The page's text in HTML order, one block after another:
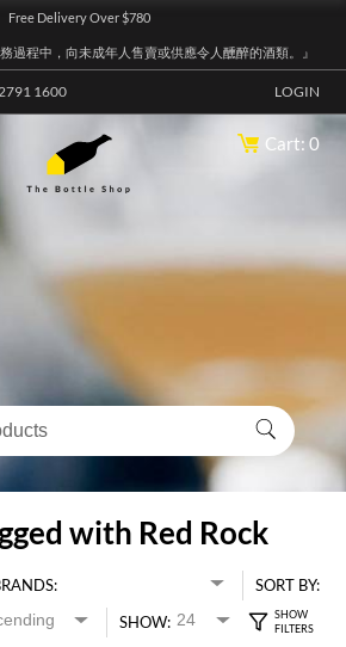
Free Delivery Over $780
過程中，向未成年人售賣或供應令人醺醉的酒類。』
1600 LOGIN
Cart: 0
with Red Rock
SORT BY:
SHOW: